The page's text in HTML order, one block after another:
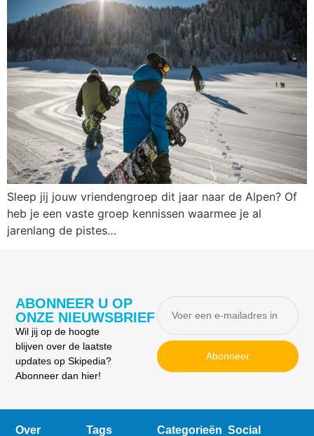
Sleep jij jouw vriendengroep dit jaar naar de Alpen? Of
heb je een vaste groep kennissen waarmee je al
jarenlang de pistes…
ABONNEER U OP
ONZE NIEUWSBRIEF
Wil jij op de hoogte
blijven over de laatste
updates op Skipedia?
Abonneer dan hier!
Abonneer
Over Tags Categorieën Social